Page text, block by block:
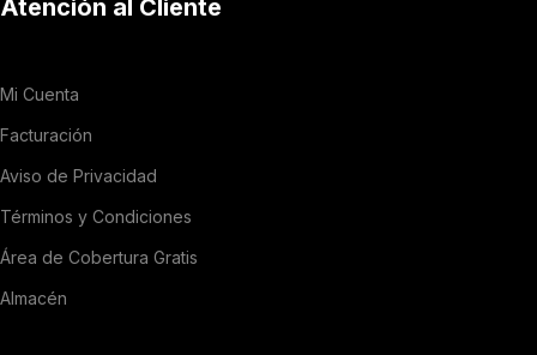
Atención al Cliente
Mi Cuenta
Facturación
Aviso de Privacidad
Términos y Condiciones
Área de Cobertura Gratis
Almacén